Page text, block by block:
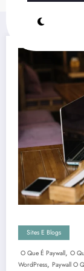
Sites E Blogs
O Que É Paywall, O
WordPress, Paywall O